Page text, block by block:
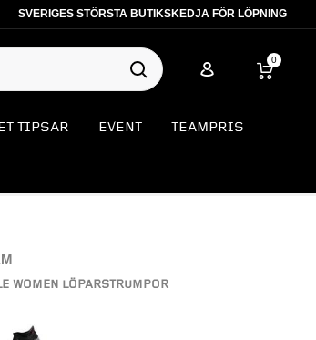
SVERIGES STÖRSTA BUTIKSKEDJA FÖR LÖPNING
0
TIPSAR EVENT TEAMPRIS
WOMEN LÖPARSTRUMPOR